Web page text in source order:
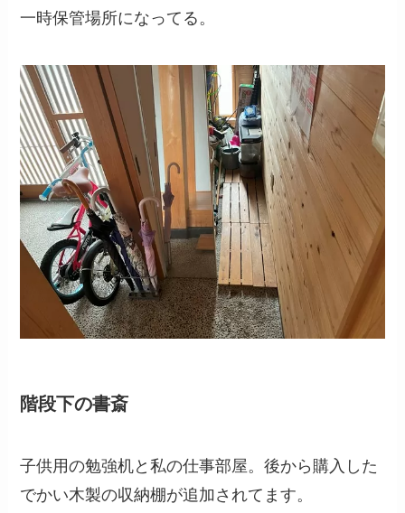
一時保管場所になってる。
階段下の書斎
子供用の勉強机と私の仕事部屋。後から購入した
でかい木製の収納棚が追加されてます。